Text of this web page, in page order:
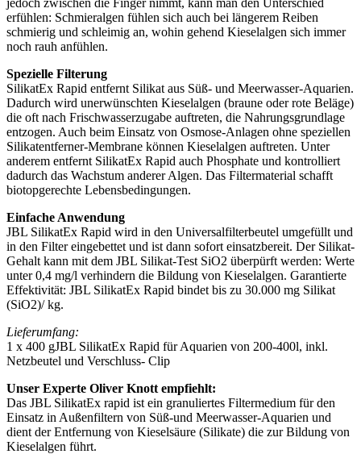
erfühlen: Schmieralgen fühlen sich auch bei längerem Reiben
schmierig und schleimig an, wohin gehend Kieselalgen sich immer
noch rauh anfühlen.
Spezielle Filterung
SilikatEx Rapid entfernt Silikat aus Süß- und Meerwasser-Aquarien.
Dadurch wird unerwünschten Kieselalgen (braune oder rote Beläge)
die oft nach Frischwasserzugabe auftreten, die Nahrungsgrundlage
entzogen. Auch beim Einsatz von Osmose-Anlagen ohne speziellen
Silikatentferner-Membrane können Kieselalgen auftreten. Unter
anderem entfernt SilikatEx Rapid auch Phosphate und kontrolliert
dadurch das Wachstum anderer Algen. Das Filtermaterial schafft
biotopgerechte Lebensbedingungen.
Einfache Anwendung
JBL SilikatEx Rapid wird in den Universalfilterbeutel umgefüllt und
in den Filter eingebettet und ist dann sofort einsatzbereit. Der Silikat-
Gehalt kann mit dem JBL Silikat-Test SiO2 überpürft werden: Werte
unter 0,4 mg/l verhindern die Bildung von Kieselalgen. Garantierte
Effektivität: JBL SilikatEx Rapid bindet bis zu 30.000 mg Silikat
(SiO2)/ kg.
Lieferumfang:
1 x 400 gJBL SilikatEx Rapid für Aquarien von 200-400l, inkl.
Netzbeutel und Verschluss- Clip
Unser Experte Oliver Knott empfiehlt:
Das JBL SilikatEx rapid ist ein granuliertes Filtermedium für den
Einsatz in Außenfiltern von Süß-und Meerwasser-Aquarien und
dient der Entfernung von Kieselsäure (Silikate) die zur Bildung von
Kieselalgen führt.